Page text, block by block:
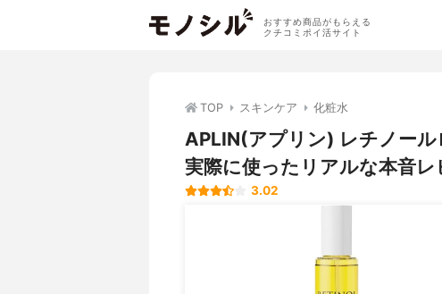
おすすめ商品がもらえる
クチコミポイ活サイト
TOP スキンケア 化粧水
APLIN(アプリン) レチノー
実際に使ったリアルな本音レ
3.02